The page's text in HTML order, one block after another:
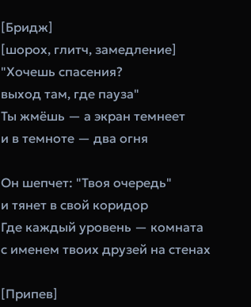
[Бридж]
[шорох, глитч, замедление]
"Хочешь спасения?
выход там, где пауза"
Ты жмёшь — а экран темнеет
и в темноте — два огня
Он шепчет: "Твоя очередь"
и тянет в свой коридор
Где каждый уровень — комната
с именем твоих друзей на стенах
[Припев]